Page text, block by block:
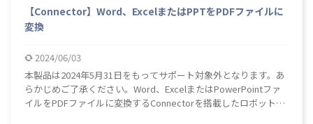
【Connector】Word、ExcelまたはPPTをPDFファイルに
変換
2024/06/03
本製品は2024年5月31日をもってサポート対象外となります。あ
らかじめご了承ください。Word、ExcelまたはPowerPointファ
イルをPDFファイルに変換するConnectorを搭載したロボットで